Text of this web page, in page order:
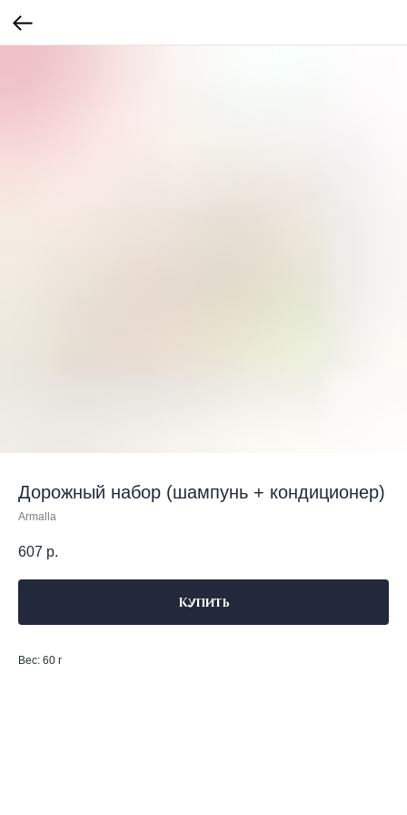
Дорожный набор (шампунь + кондиционер)
Armalla
607 р.
Купить
Вес: 60 г